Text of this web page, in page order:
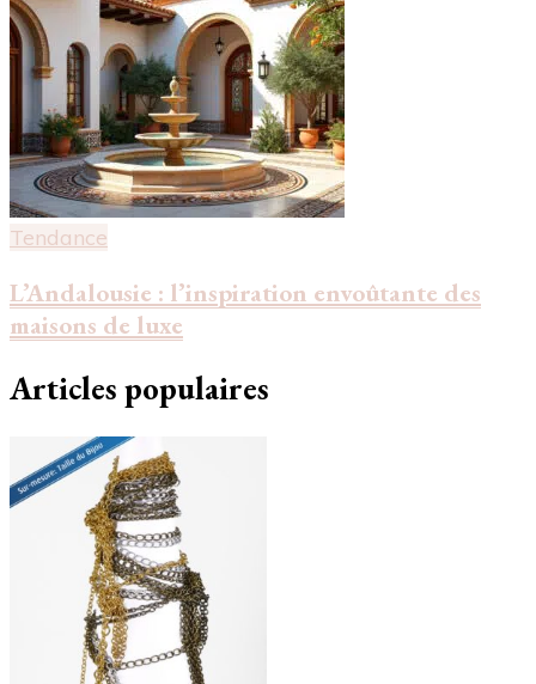
Tendance
L’Andalousie : l’inspiration envoûtante des
maisons de luxe
Articles populaires